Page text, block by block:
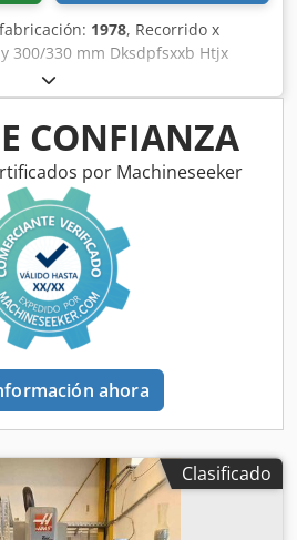
1978, Recorrido x
300/330 mm Dksdpfsxxb Htjx
mm Peso de la máquina aprox.
1670 x 1620 x 2500 mm
en las imágenes
CONFIANZA
por Machineseeker
ahora
Clasificado